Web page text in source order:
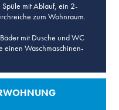
Spüle mit Ablauf, ein 2-
zum Wohnraum.
mit Dusche und WC
einen Waschmaschinen-